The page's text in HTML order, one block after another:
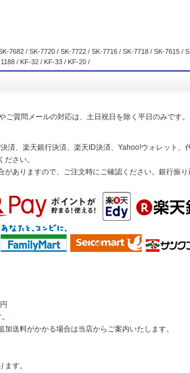
7682 / SK-7720 / SK-7722 / SK-7716 / SK-7718 / SK-7615 /
/ KF-32 / KF-33 / KF-20 /
質問メールの対応は、土日祝日を除く平日のみです。
済、楽天銀行決済、楽天ID決済、Yahoo!ウォレット、
さい。
ありますので、ご注文時にご確認ください。銀行振
送料がかかる場合は当店からご案内いたします。
す。